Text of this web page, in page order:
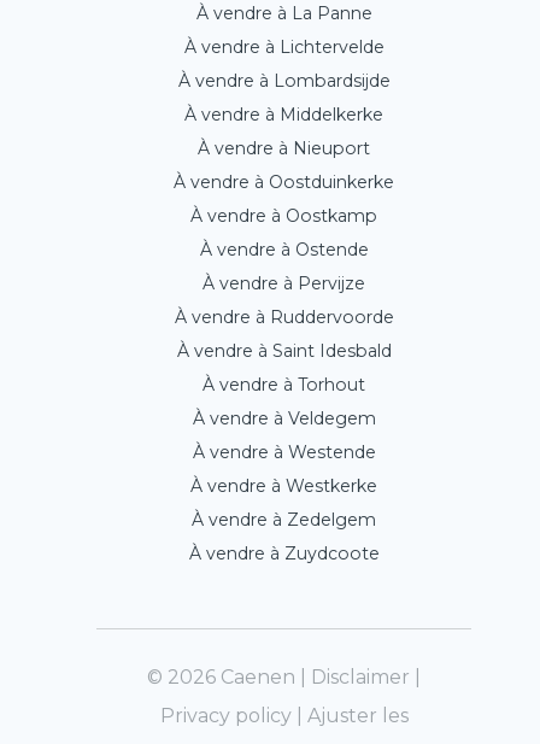
À vendre à La Panne
À vendre à Lichtervelde
À vendre à Lombardsijde
À vendre à Middelkerke
À vendre à Nieuport
À vendre à Oostduinkerke
À vendre à Oostkamp
À vendre à Ostende
À vendre à Pervijze
À vendre à Ruddervoorde
À vendre à Saint Idesbald
À vendre à Torhout
À vendre à Veldegem
À vendre à Westende
À vendre à Westkerke
À vendre à Zedelgem
À vendre à Zuydcoote
© 2026 Caenen | Disclaimer
Privacy policy| Ajuster les